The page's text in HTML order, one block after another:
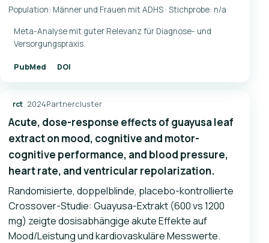
Population: Männer und Frauen mit ADHS · Stichprobe: n/a
Meta-Analyse mit guter Relevanz für Diagnose- und
Versorgungspraxis.
PubMed DOI
rct 2024Partnercluster
Acute, dose-response effects of guayusa leaf
extract on mood, cognitive and motor-
cognitive performance, and blood pressure,
heart rate, and ventricular repolarization.
Randomisierte, doppelblinde, placebo-kontrollierte
Crossover-Studie: Guayusa-Extrakt (600 vs 1200
mg) zeigte dosisabhängige akute Effekte auf
Mood/Leistung und kardiovaskuläre Messwerte.